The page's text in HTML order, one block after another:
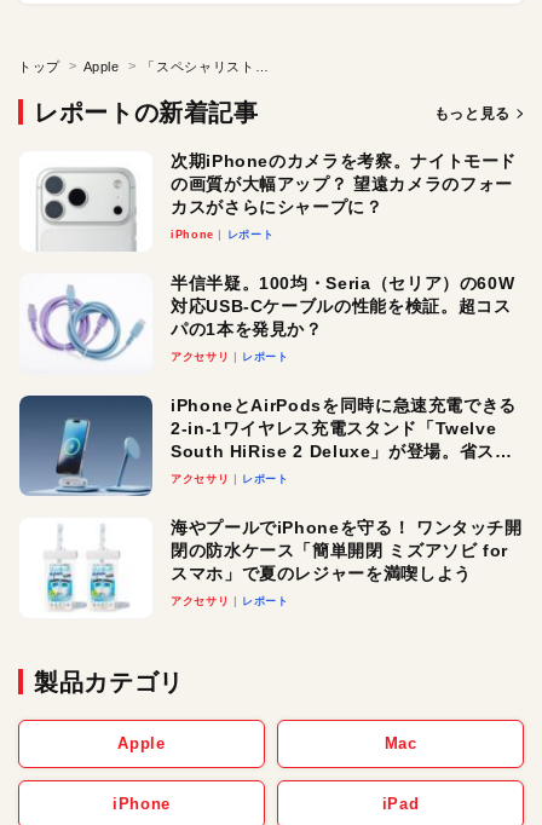
トップ Apple
レポートの新着記事 もっと見る
次期iPhoneのカメラを考察。ナイトモード
の画質が大幅アップ？ 望遠カメラのフォー
カスがさらにシャープに？
iPhone レポート
半信半疑。100均・Seria（セリア）の60W
対応USB-Cケーブルの性能を検証。超コス
パの1本を発見か？
アクセサリ レポート
iPhoneとAirPodsを同時に急速充電できる
2-in-1ワイヤレス充電スタンド「Twelve
South HiRise 2 Deluxe」が登場。省スペ
ースでおしゃれに充電したい人にオスス
アクセサリ レポート
海やプールでiPhoneを守る！ ワンタッチ開
閉の防水ケース「簡単開閉 ミズアソビ for
スマホ」で夏のレジャーを満喫しよう
アクセサリ レポート
製品カテゴリ
Apple Mac
iPhone iPad